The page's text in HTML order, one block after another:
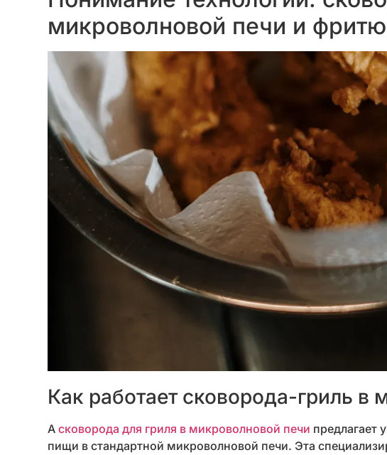
микроволновой печи и
Как работает сковорода-гриль в
A сковорода для гриля в микроволновой печи предлагает
пищи в стандартной микроволновой печи. Эта